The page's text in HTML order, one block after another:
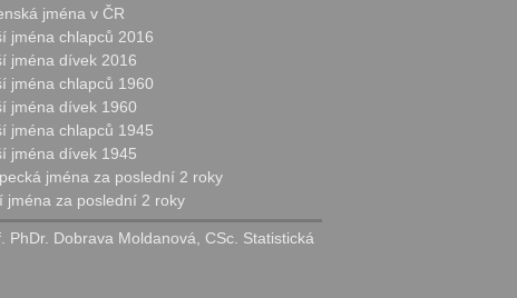
jména v ČR
jména chlapců 2016
jména dívek 2016
jména chlapců 1960
jména dívek 1960
jména chlapců 1945
jména dívek 1945
jména za poslední 2 roky
jména za poslední 2 roky
Dobrava Moldanová, CSc. Statistická